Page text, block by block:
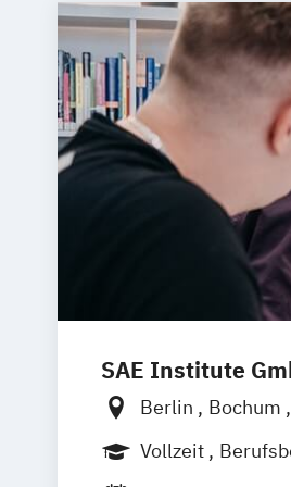
SAE Institute
Berlin Bochum
Leipzig
München
Vollzeit